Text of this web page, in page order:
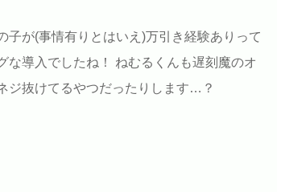
が(事情有りとはいえ)万引き経験ありって
導入でしたね！ ねむるくんも遅刻魔のオ
ジ抜けてるやつだったりします…？